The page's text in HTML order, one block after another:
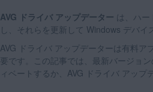
製品:
AVG ドライバ アップデーター
AVG ドライバ アップデーター は、ハ
し、それらを更新して Windows デバイ
AVG ドライバ アップデーターは有料
要です。この記事では、最新バージョ
ィベートするか、AVG ドライバ アップ